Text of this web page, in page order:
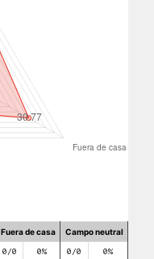
Fuera de casa Campo neutral
0/0 0% 0/0 0%